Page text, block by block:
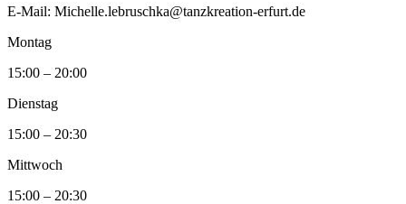
E-Mail: Michelle.lebruschka@tanzkreation-erfurt.de
Montag
15:00 – 20:00
Dienstag
15:00 – 20:30
Mittwoch
15:00 – 20:30